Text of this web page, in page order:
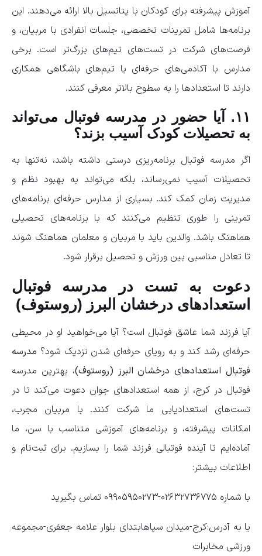
آموزش پیشرفته برای کودکان با پتانسیل بالا ارائه می‌دهند. این
برنامه‌ها شامل تمرینات تخصصی، جلسات انفرادی با مربیان، و
فرصت‌های شرکت در تست‌های تیم‌های بزرگ‌تر است. برخی
مدارس با آکادمی‌های حرفه‌ای یا تیم‌های باشگاهی همکاری
دارند تا استعدادها را به سطوح بالاتر معرفی کنند.
۱۱. آیا حضور در مدرسه فوتبال می‌تواند
به تحصیلات کودک آسیب بزند؟
اگر مدرسه فوتبال برنامه‌ریزی درستی داشته باشد، نه‌تنها به
تحصیلات آسیب نمی‌رساند، بلکه می‌تواند به بهبود نظم و
مدیریت زمان کمک کند. بسیاری از مدارس حرفه‌ای برنامه‌های
تمرینی را طوری تنظیم می‌کنند که با برنامه‌های تحصیلی
هماهنگ باشد. والدین باید با مربیان و معلمان هماهنگ شوند
تا تعادل مناسبی بین ورزش و تحصیل برقرار شود.
دعوت به تست در مدرسه فوتبال
استعدادهای درخشان البرز (روستوف)
آیا فرزند شما عاشق فوتبال است؟ آیا می‌خواهید او در محیطی
حرفه‌ای رشد کند و به رویای حرفه‌ای شدن نزدیک شود؟ مدرسه
فوتبال استعدادهای درخشان البرز (روستوف)، بهترین مدرسه
فوتبال در کرج، از همه استعدادهای جوان دعوت می‌کند تا در
تست‌های استعدادیابی ما شرکت کنند. با مربیان مجرب،
امکانات پیشرفته، و برنامه‌های آموزشی متناسب با سن، ما
آماده‌ایم تا آینده فوتبالی فرزند شما را بسازیم. برای ثبت‌نام و
اطلاعات بیشتر:
با شماره ۰۲۶۳۲۷۳۶۷۷۵-۰۹۹۰۵۹۵۰۲۷۳ تماس بگیرید
یا به آدرس:کرج-میدان سپاهابتدای بلوار علامه جعفری-مجموعه
ورزشی مخابرات